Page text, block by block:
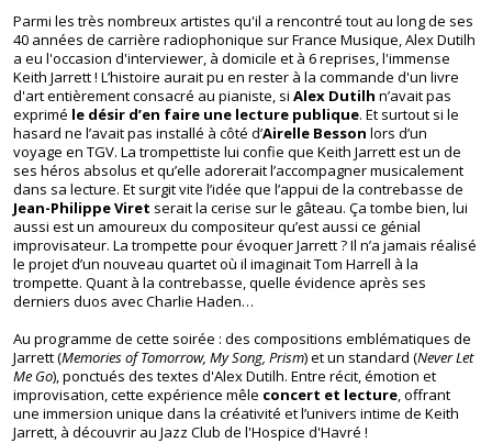
Parmi les très nombreux artistes qu'il a rencontré tout au long de ses
40 années de carrière radiophonique sur France Musique, Alex Dutilh
a eu l'occasion d'interviewer, à domicile et à 6 reprises, l'immense
Keith Jarrett ! L’histoire aurait pu en rester à la commande d'un livre
d'art entièrement consacré au pianiste, si Alex Dutilh n’avait pas
exprimé le désir d’en faire une lecture publique. Et surtout si le
hasard ne l’avait pas installé à côté d’Airelle Besson lors d’un
voyage en TGV. La trompettiste lui confie que Keith Jarrett est un de
ses héros absolus et qu’elle adorerait l’accompagner musicalement
dans sa lecture. Et surgit vite l’idée que l’appui de la contrebasse de
Jean-Philippe Viret serait la cerise sur le gâteau. Ça tombe bien, lui
aussi est un amoureux du compositeur qu’est aussi ce génial
improvisateur. La trompette pour évoquer Jarrett ? Il n’a jamais réalisé
le projet d’un nouveau quartet où il imaginait Tom Harrell à la
trompette. Quant à la contrebasse, quelle évidence après ses
derniers duos avec Charlie Haden…
Au programme de cette soirée : des compositions emblématiques de
Jarrett (Memories of Tomorrow, My Song, Prism) et un standard (Never Let
Me Go), ponctués des textes d'Alex Dutilh. Entre récit, émotion et
improvisation, cette expérience mêle concert et lecture, offrant
une immersion unique dans la créativité et l’univers intime de Keith
Jarrett, à découvrir au Jazz Club de l'Hospice d'Havré !